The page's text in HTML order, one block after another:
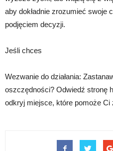
aby dokładnie zrozumieć swoje
podjęciem decyzji.
Jeśli chces
Wezwanie do działania:
oszczędności? Odwiedź stronę
odkryj miejsce, które pomoże Ci